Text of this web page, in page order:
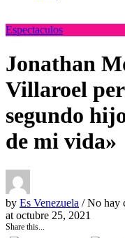
Espectaculos
Jonathan
Villaroel
segundo
de mi vida»
by Es Venezuela / No hay
at octubre 25, 2021
Share this...